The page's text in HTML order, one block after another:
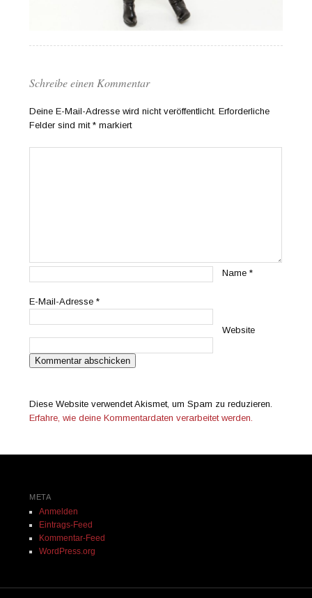
Schreibe einen Kommentar
Deine E-Mail-Adresse wird nicht veröffentlicht. Erforderliche
Felder sind mit* markiert
Name*
E-Mail-Adresse*
Website
Diese Website verwendet Akismet, um Spam zu reduzieren.
Erfahre, wie deine Kommentardaten verarbeitet werden.
META
Anmelden
Eintrags-Feed
Kommentar-Feed
WordPress.org